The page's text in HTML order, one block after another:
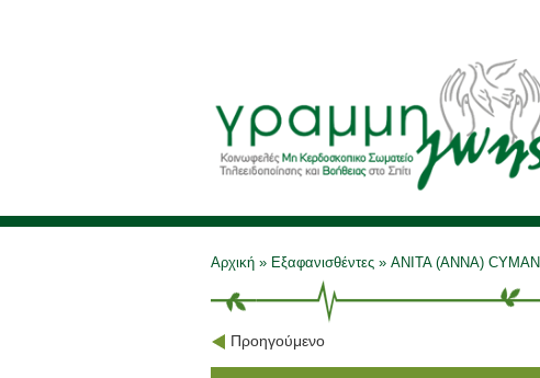
Αρχική » Εξαφανισθέντες » ANITA (ANNA) CYMAN
Προηγούμενο